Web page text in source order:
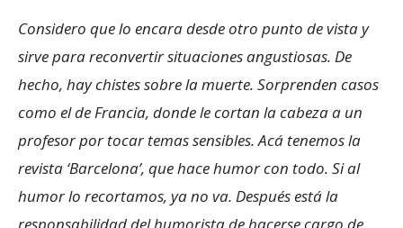
Considero que lo encara desde otro punto de vista y
sirve para reconvertir situaciones angustiosas. De
hecho, hay chistes sobre la muerte. Sorprenden casos
como el de Francia, donde le cortan la cabeza a un
profesor por tocar temas sensibles. Acá tenemos la
revista ‘Barcelona’, que hace humor con todo. Si al
humor lo recortamos, ya no va. Después está la